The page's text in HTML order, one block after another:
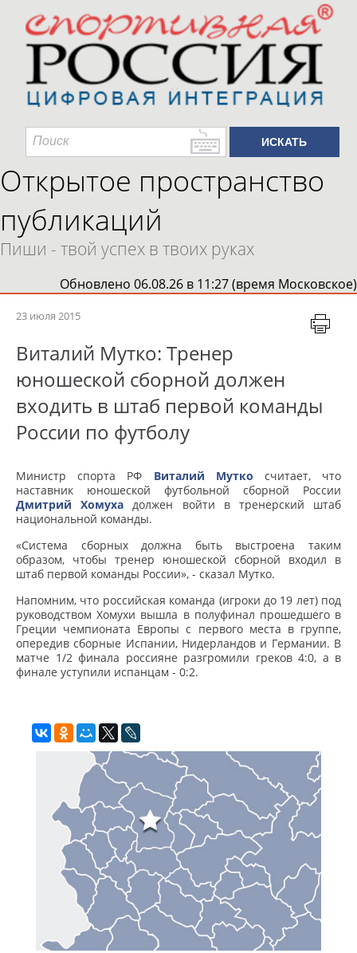
Открытое пространство
публикаций
Пиши - твой успех в твоих руках
Обновлено 06.08.26 в 11:27 (время Московское)
23 июля 2015
Виталий Мутко: Тренер
юношеской сборной должен
входить в штаб первой команды
России по футболу
Министр спорта РФ Виталий Мутко считает, что
наставник юношеской футбольной сборной России
Дмитрий Хомуха должен войти в тренерский штаб
национальной команды.
«Система сборных должна быть выстроена таким
образом, чтобы тренер юношеской сборной входил в
штаб первой команды России», - сказал Мутко.
Напомним, что российская команда (игроки до 19 лет) под
руководством Хомухи вышла в полуфинал прошедшего в
Греции чемпионата Европы с первого места в группе,
опередив сборные Испании, Нидерландов и Германии. В
матче 1/2 финала россияне разгромили греков 4:0, а в
финале уступили испанцам - 0:2.